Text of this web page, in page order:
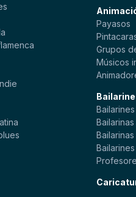
Payasos
Grupos
Músicos